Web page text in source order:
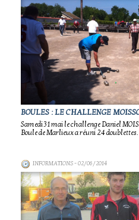
BOULES : LE CHALLENGE
Samedi 31 mai le challenge Daniel
Boule de Marlieux a réuni 24 doublettes.
INFORMATIONS- 02/06/2014